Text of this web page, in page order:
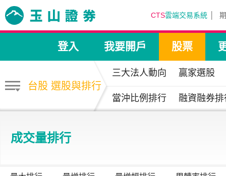
CTS雲端交易系統
登入 我要開戶 股票
台股 選股與排行
三大法人動向 贏家選股
當沖比例排行 融資融券排
成交量排行